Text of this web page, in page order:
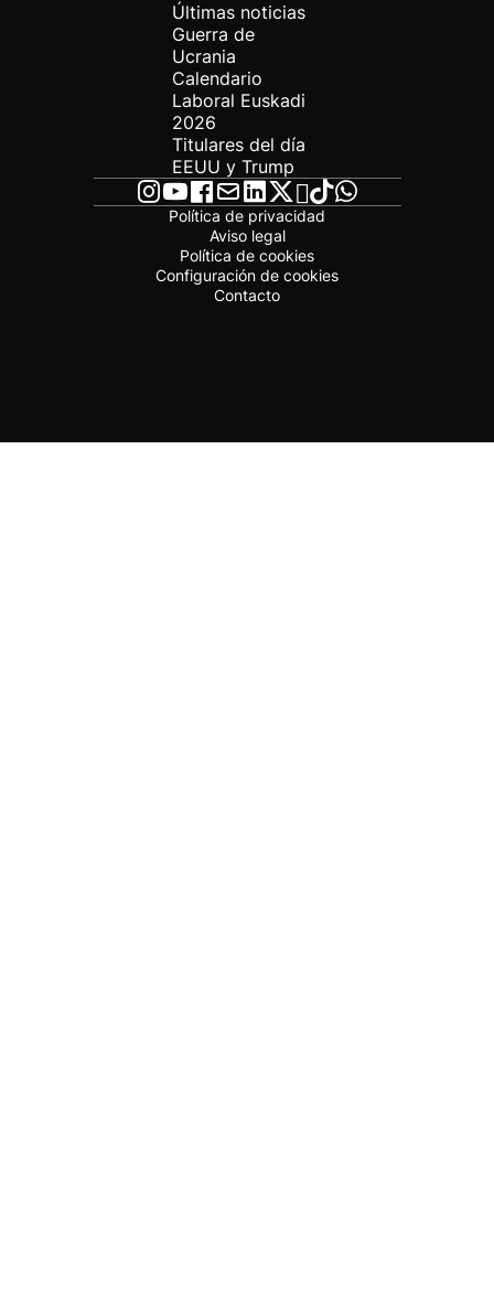
Últimas noticias
Guerra de
Ucrania
Calendario
Laboral Euskadi
2026
Titulares del día
EEUU y Trump
Política de privacidad
Aviso legal
Política de cookies
Configuración de cookies
Contacto